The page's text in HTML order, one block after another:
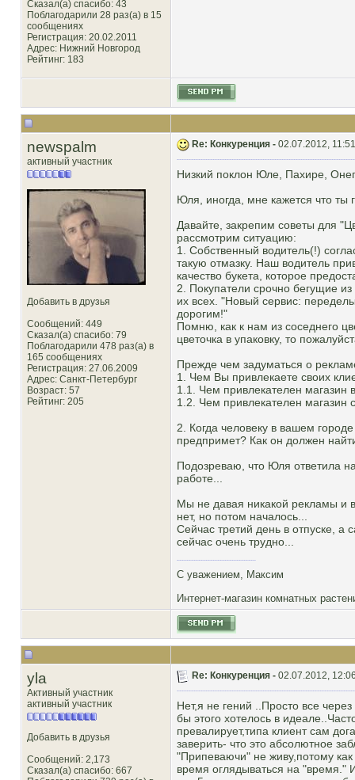
Сказал(а) спасибо: 43
Поблагодарили 28 раз(а) в 15
сообщениях
Регистрация: 20.02.2011
Адрес: Нижний Новгород
Рейтинг: 183
newspalm
активный участник
Добавить в друзья
Сообщений: 449
Сказал(а) спасибо: 79
Поблагодарили 478 раз(а) в
165 сообщениях
Регистрация: 27.06.2009
Адрес: Санкт-Петербург
Возраст: 57
Рейтинг: 205
Re: Конкуренция - 02.07.2012, 11:51
Низкий поклон Юле, Пахире,
Юля, иногда, мне кажется что ты
Давайте, закрепим советы для
рассмотрим ситуацию:
1. Собственный водитель(!)
такую отмазку. Наш водитель
качество букета, которое
2. Покупатели срочно бегущие
их всех. "Новый сервис:
дорогим!"
Помню, как к нам из соседнего
цветочка в упаковку, то
Прежде чем задуматься о
1. Чем Вы привлекаете своих
1.1. Чем привлекателен магазин
1.2. Чем привлекателен магазин
2. Когда человеку в вашем
предпримет? Как он должен
Подозреваю, что Юля ответила
работе...
Мы не давая никакой рекламы и
нет, но потом началось...
Сейчас третий день в отпуске,
сейчас очень трудно...
С уважением, Максим
Интернет-магазин комнатных
yla
Активный участник
активный участник
Добавить в друзья
Сообщений: 2,173
Сказал(а) спасибо: 667
Re: Конкуренция - 02.07.2012,
Нет,я не гений ..Просто все
бы этого хотелось в
превалирует,типа клиент сам
заверить- что это абсолютное
"Припеваючи" не живу,потому
время оглядываться на "время."